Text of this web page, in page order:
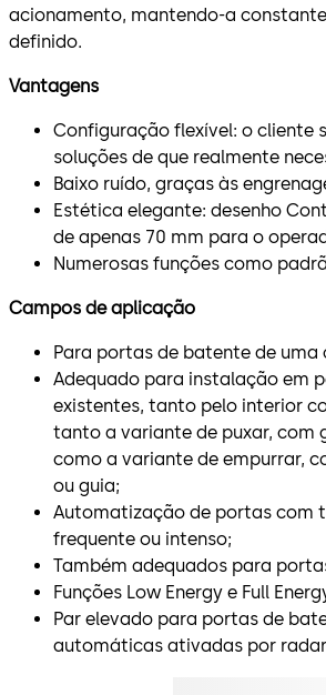
acionamento, mantendo-a
definido.
Vantagens
Configuração flexível: o cliente
soluções de que realmente
Baixo ruído, graças às
Estética elegante: desenho
de apenas 70 mm para o
Numerosas funções como
Campos de aplicação
Para portas de batente de uma
Adequado para instalação em
existentes, tanto pelo interior
tanto a variante de puxar, com
como a variante de empurrar,
ou guia;
Automatização de portas com
frequente ou intenso;
Também adequados para
Funções Low Energy e Full
Par elevado para portas de
automáticas ativadas por